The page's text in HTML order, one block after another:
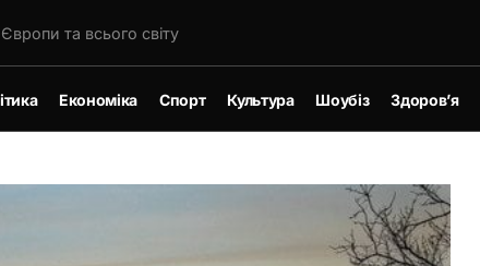
та всього світу
Економіка Спорт Культура Шоубіз Здоров’я